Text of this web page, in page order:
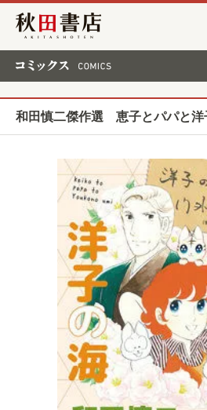
秋田書店
和田慎二傑作選 恵子とパパと洋